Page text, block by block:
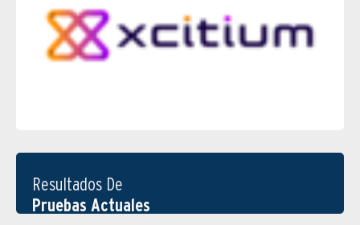
Resultados De
Pruebas Actuales